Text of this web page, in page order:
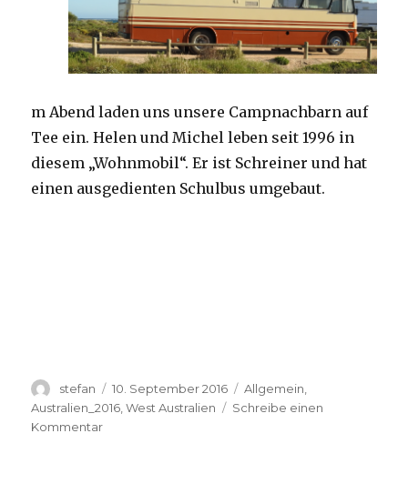
m Abend laden uns unsere Campnachbarn auf
Tee ein. Helen und Michel leben seit 1996 in
diesem „Wohnmobil“. Er ist Schreiner und hat
einen ausgedienten Schulbus umgebaut.
Autor
stefan
Veröffentlicht
am
10. September 2016 Kategorien
Allgemein
Australien_2016 ,West Australien
Schreibe einen
Kommentarzu